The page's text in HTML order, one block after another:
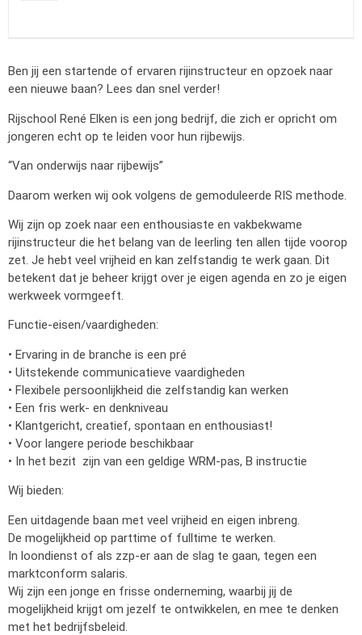
Ben jij een startende of ervaren rijinstructeur en opzoek naar
een nieuwe baan? Lees dan snel verder!
Rijschool René Elken is een jong bedrijf, die zich er opricht om
jongeren echt op te leiden voor hun rijbewijs.
“Van onderwijs naar rijbewijs”
Daarom werken wij ook volgens de gemoduleerde RIS methode.
Wij zijn op zoek naar een enthousiaste en vakbekwame
rijinstructeur die het belang van de leerling ten allen tijde voorop
zet. Je hebt veel vrijheid en kan zelfstandig te werk gaan. Dit
betekent dat je beheer krijgt over je eigen agenda en zo je eigen
werkweek vormgeeft.
Functie-eisen/vaardigheden:
• Ervaring in de branche is een pré
• Uitstekende communicatieve vaardigheden
• Flexibele persoonlijkheid die zelfstandig kan werken
• Een fris werk- en denkniveau
• Klantgericht, creatief, spontaan en enthousiast!
• Voor langere periode beschikbaar
• In het bezit zijn van een geldige WRM-pas, B instructie
Wij bieden:
Een uitdagende baan met veel vrijheid en eigen inbreng.
De mogelijkheid op parttime of fulltime te werken.
In loondienst of als zzp-er aan de slag te gaan, tegen een
marktconform salaris.
Wij zijn een jonge en frisse onderneming, waarbij jij de
mogelijkheid krijgt om jezelf te ontwikkelen, en mee te denken
met het bedrijfsbeleid.